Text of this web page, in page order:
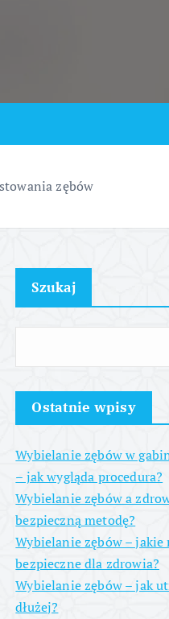
zębów
Szukaj
Ostatnie wpisy
Wybielanie zębów w
– jak wygląda procedura?
Wybielanie zębów a
bezpieczną metodę?
Wybielanie zębów – jakie
bezpieczne dla zdrowia?
Wybielanie zębów – jak
dłużej?